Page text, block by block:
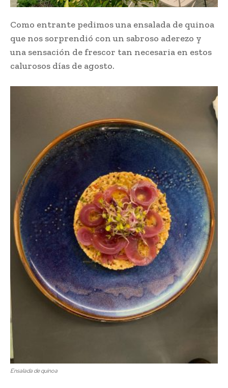
Como entrante pedimos una ensalada de quinoa
que nos sorprendió con un sabroso aderezo y
una sensación de frescor tan necesaria en estos
calurosos días de agosto.
Ensalada de quinoa